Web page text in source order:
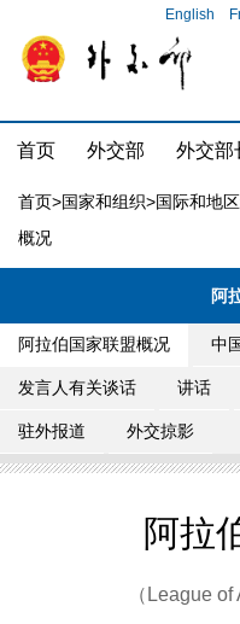
English
首页 外交部 外交部
首页>国家和组织>国际和地
概况
阿
阿拉伯国家联盟概况 中
发言人有关谈话 讲话
驻外报道 外交掠影
阿拉
（League